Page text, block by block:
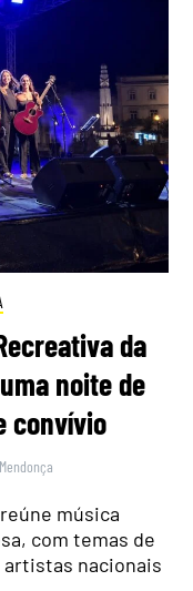
da
noite de
convívio
música
com temas de
artistas nacionais